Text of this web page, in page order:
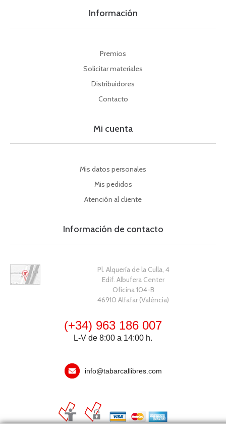
Información
Premios
Solicitar materiales
Distribuidores
Contacto
Mi cuenta
Mis datos personales
Mis pedidos
Atención al cliente
Información de contacto
Pl. Alquería de la Culla, 4
Edif. Albufera Center
Oficina 104-B
46910 Alfafar (València)
(+34) 963 186 007
L-V de 8:00 a 14:00 h.
info@tabarcallibres.com